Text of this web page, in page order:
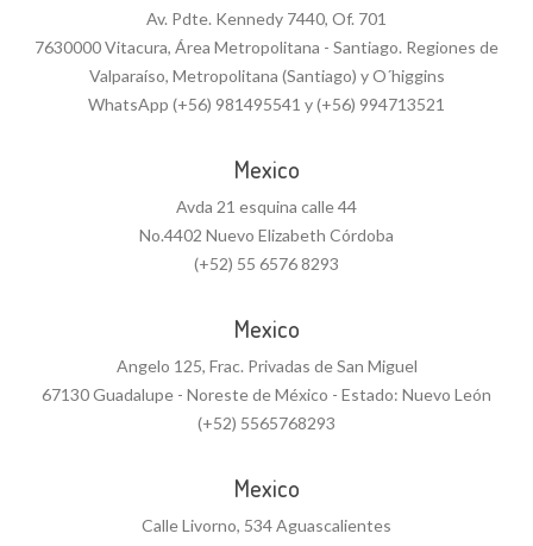
Av. Pdte. Kennedy 7440, Of. 701
7630000 Vitacura, Área Metropolitana - Santiago. Regiones de
Valparaíso, Metropolitana (Santiago) y O´higgins
WhatsApp (+56) 981495541 y (+56) 994713521
Mexico
Avda 21 esquina calle 44
No.4402 Nuevo Elizabeth Córdoba
(+52) 55 6576 8293
Mexico
Angelo 125, Frac. Privadas de San Miguel
67130 Guadalupe - Noreste de México - Estado: Nuevo León
(+52) 5565768293
Mexico
Calle Livorno, 534 Aguascalientes